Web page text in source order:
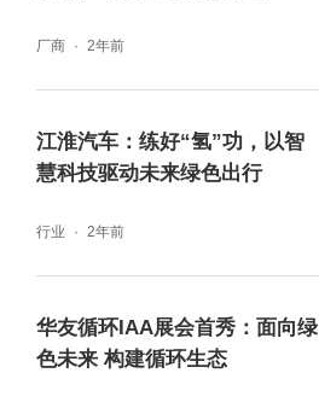
厂商 2年前
江淮汽车：练好“氢”功，以智
慧科技驱动未来绿色出行
行业 2年前
华友循环IAA展会首秀：面向绿
色未来 构建循环生态